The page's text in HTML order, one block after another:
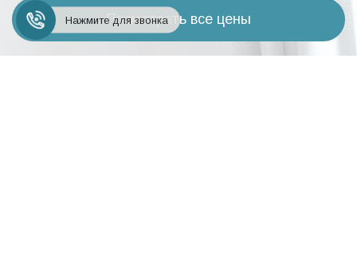
Посмотреть все цены
Нажмите для звонка